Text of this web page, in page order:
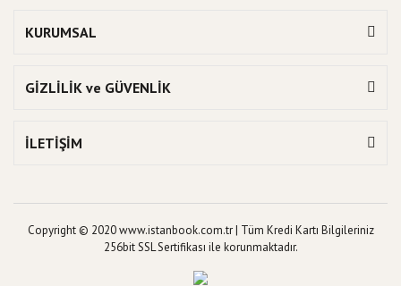
KURUMSAL
GİZLİLİK ve GÜVENLİK
İLETİŞİM
Copyright © 2020 www.istanbook.com.tr | Tüm Kredi Kartı Bilgileriniz
256bit SSL Sertifikası ile korunmaktadır.